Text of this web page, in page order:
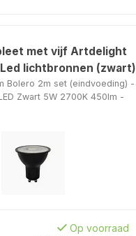
met vijf Artdelight
Led lichtbronnen (zwart)
Bolero 2m set (eindvoeding) -
Zwart 5W 2700K 450lm -
Op voorraad